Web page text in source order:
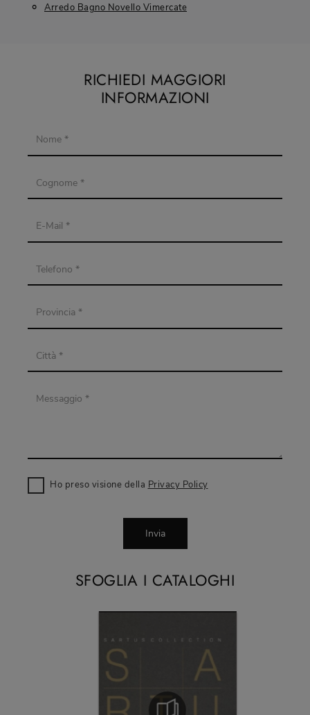
Arredo Bagno Novello Vimercate
SFOGLIA I CATALOGHI
RICHIEDI MAGGIORI
INFORMAZIONI
Ho preso visione della Privacy Policy
Invia